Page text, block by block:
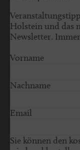
Holstein und das
Newsletter.
Vorname
Nachname
Email
Sie können den